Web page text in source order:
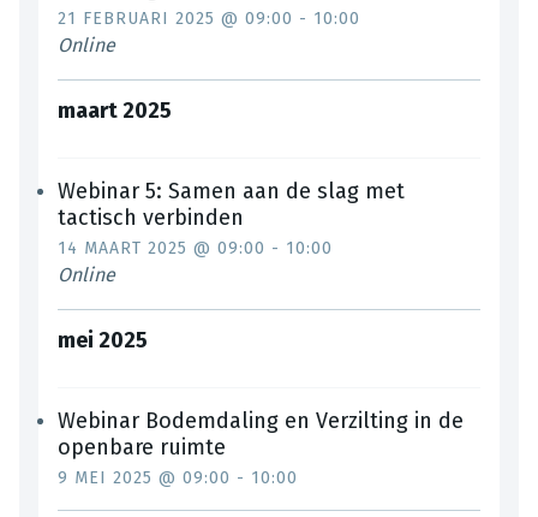
21 FEBRUARI 2025 @ 09:00 - 10:00
Online
maart 2025
Webinar 5: Samen aan de slag met
tactisch verbinden
14 MAART 2025 @ 09:00 - 10:00
Online
mei 2025
Webinar Bodemdaling en Verzilting in de
openbare ruimte
9 MEI 2025 @ 09:00 - 10:00